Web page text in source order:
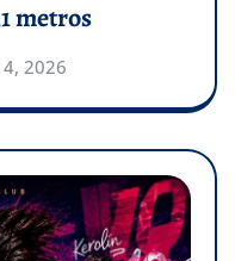
metros
2026